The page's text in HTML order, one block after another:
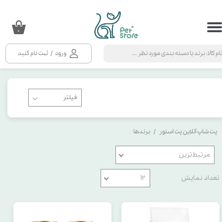
ورود / ثبت نام کنید
حساب کاربری من
سفارشات
۰
طرح
انتخاب سایز
رنگ پارچه پشت
پت شاپ آنلاین پت استور برندها
مرتبط‌ترین
تعداد نمایش ۱۲